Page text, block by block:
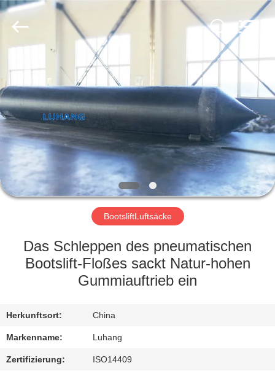
ZU
HAUSE
PRODUKTE
ÜBER
UNS
WERKSBESICHTIGUNG
QUALITÄTSKONTROLLE
MIT
UNS
Airbag
and
Fender
BootsliftLuftsäcke
Das Schleppen des pneumatischen
Bootslift-Floßes sackt Natur-hohen
Gummiauftrieb ein
Herkunftsort: China
Markenname: Luhang
Zertifizierung: ISO14409